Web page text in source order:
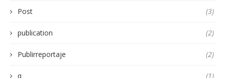
Post (3)
publication (2)
Publirreportaje (2)
q (1)